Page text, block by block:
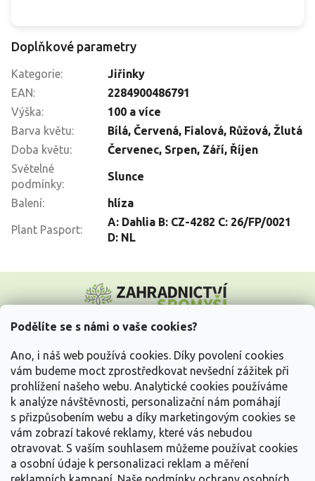
Podělíte se s námi o vaše cookies?
Ano, i náš web používá cookies. Díky povolení cookies
vám budeme moct zprostředkovat nevšední zážitek při
prohlížení našeho webu. Analytické cookies používáme
k analýze návštěvnosti, personalizační nám pomáhají
s přizpůsobením webu a díky marketingovým cookies se
vám zobrazí takové reklamy, které vás nebudou
otravovat. S vaším souhlasem můžeme používat cookies
a osobní údaje k personalizaci reklam a měření
Doplňkové parametry
Kategorie:
Jiřinky
EAN:
2284900486791
Výška:
100 a více
Barva květu: Bílá, Červená, Fialová, Růžová, Žlutá
Doba květu: Červenec, Srpen, Září, Říjen
Světelné
podmínky:
Slunce
Balení: hlíza
Plant Pasport:
A: Dahlia B: CZ-4282 C: 26/FP/0021
D: NL
p
Vše o nákupu
Informace pro Vás
Kontakujte nás